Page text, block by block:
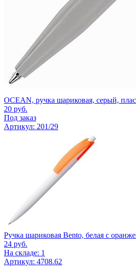
OCEAN, ручка шариковая, серый,
20 руб.
Под заказ
Артикул: 201/29
Ручка шариковая Bento, белая с
24 руб.
На складе: 1
Артикул: 4708.62